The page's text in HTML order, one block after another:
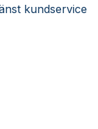
kundservice